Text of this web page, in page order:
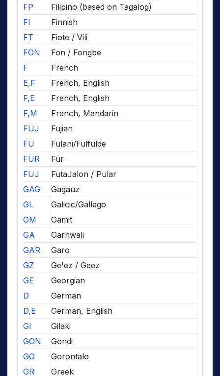
FP
Filipino (based on Tagalog)
FI
Finnish
FT
Fiote / Vili
FON
Fon / Fongbe
F
French
E,F
French, English
F,E
French, English
F,M
French, Mandarin
FUJ
Fujian
FU
Fulani/Fulfulde
FUR
Fur
FUJ
FutaJalon / Pular
GAG
Gagauz
GL
Galicic/Gallego
GM
Gamit
GA
Garhwali
GAR
Garo
GZ
Ge'ez / Geez
GE
Georgian
D
German
D,E
German, English
GI
Gilaki
GON
Gondi
GO
Gorontalo
GR
Greek